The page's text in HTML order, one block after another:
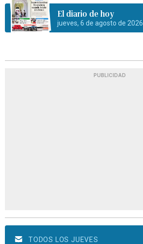
El diario de hoy
jueves, 6 de agosto de 2026
PUBLICIDAD
TODOS LOS JUEVES